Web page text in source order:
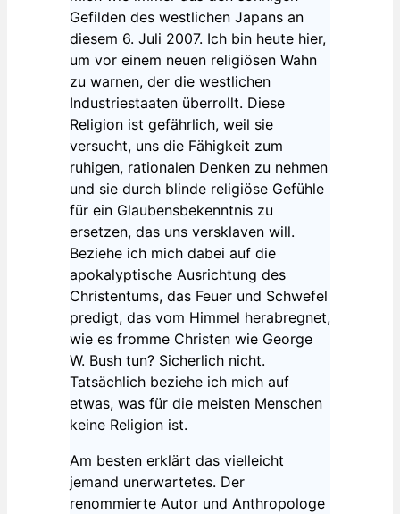
Gefilden des westlichen Japans an
diesem 6. Juli 2007. Ich bin heute hier,
um vor einem neuen religiösen Wahn
zu warnen, der die westlichen
Industriestaaten überrollt. Diese
Religion ist gefährlich, weil sie
versucht, uns die Fähigkeit zum
ruhigen, rationalen Denken zu nehmen
und sie durch blinde religiöse Gefühle
für ein Glaubensbekenntnis zu
ersetzen, das uns versklaven will.
Beziehe ich mich dabei auf die
apokalyptische Ausrichtung des
Christentums, das Feuer und Schwefel
predigt, das vom Himmel herabregnet,
wie es fromme Christen wie George
W. Bush tun? Sicherlich nicht.
Tatsächlich beziehe ich mich auf
etwas, was für die meisten Menschen
keine Religion ist.
Am besten erklärt das vielleicht
jemand unerwartetes. Der
renommierte Autor und Anthropologe